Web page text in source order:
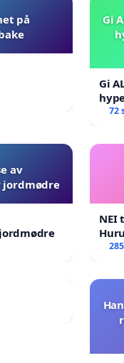
på
Gi
Gi
72
av
NEI